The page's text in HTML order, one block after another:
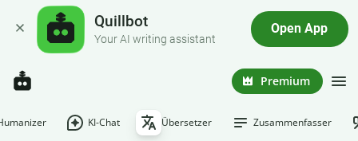
Quillbot
Your AI writing assistant
Open App
Premium
KI-Chat Übersetzer Zusammenfasser